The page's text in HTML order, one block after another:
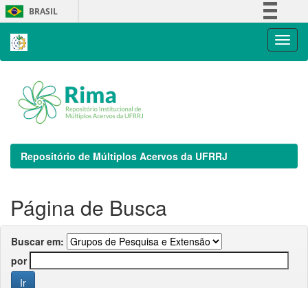
Skip
navigation
BRASIL
Repositório de Múltiplos Acervos da UFRRJ
Página de Busca
Buscar em:
por